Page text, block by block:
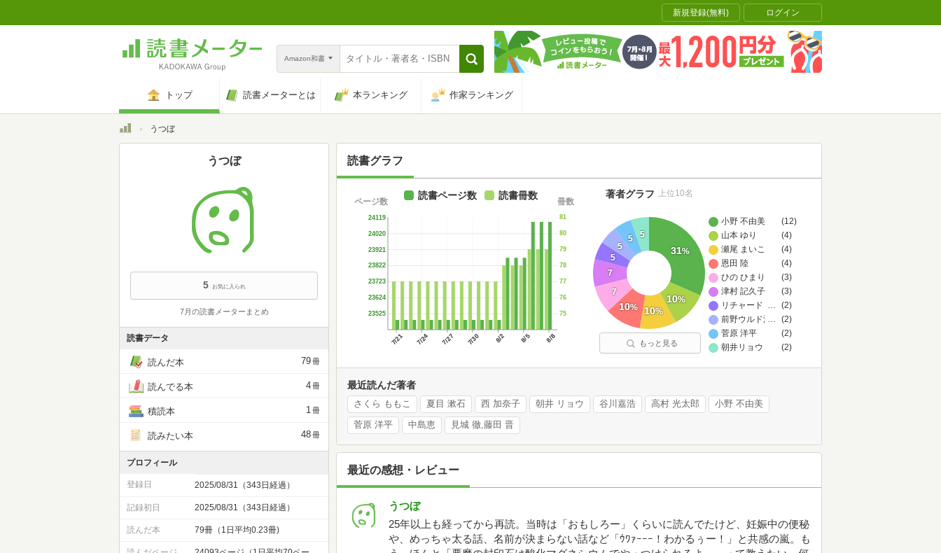
新規登録(無料) ログイン
Amazon和書
トップ 読書メーターとは 本ランキング 作家ランキング
トップうつぼ
読書グラフ
7/21 7/24 7/27 7/30 8/2 8/5 8/8
23525
23624
23723
23822
23921
24020
24119
ページ数
75
76
77
78
79
80
81
冊数
読書ページ数 読書冊数
小野 不由美
(12)
山本 ゆり
(4)
瀬尾 まいこ
(4)
恩田 陸
(4)
ひの ひまり
(3)
津村 記久子
(3)
リチャード P. ファインマン,リチャード P. ファインマン
(2)
…
前野ウルド浩太郎
(2)
…
菅原 洋平
(2)
朝井リョウ
(2)
31%
10%
10%
10%
7
7
5
5
5 5
著者グラフ 上位10名
もっと見る
最近読んだ著者
さくら ももこ 夏目 漱石 西 加奈子 朝井 リョウ 谷川嘉浩 高村 光太郎 小野 不由美
菅原 洋平 中島恵 見城 徹,藤田 晋
最近の感想・レビュー
うつぼ
25年以上も経ってから再読。当時は「おもしろー」くらいに読んでたけど、妊娠中の便秘
や、めっちゃ太る話、名前が決まらない話など「ｳﾜｧｰｰｰ！わかるぅー！」と共感の嵐。も
うつぼ
5 お気に入られ
7月の読書メーターまとめ
読書データ
読んだ本 79冊
読んでる本 4冊
積読本 1冊
読みたい本 48冊
プロフィール
登録日 2025/08/31（343日経過）
記録初日 2025/08/31（343日経過）
読んだ本 79冊（1日平均0.23冊)